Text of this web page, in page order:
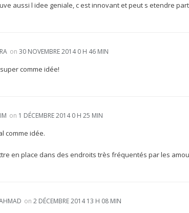
aussi l idee geniale, c est innovant et peut s etendre
on 30 NOVEMBRE 2014 0 H 46 MIN
super comme idée!
on 1 DÉCEMBRE 2014 0 H 25 MIN
comme idée.
en place dans des endroits très fréquentés par les
on 2 DÉCEMBRE 2014 13 H 08 MIN